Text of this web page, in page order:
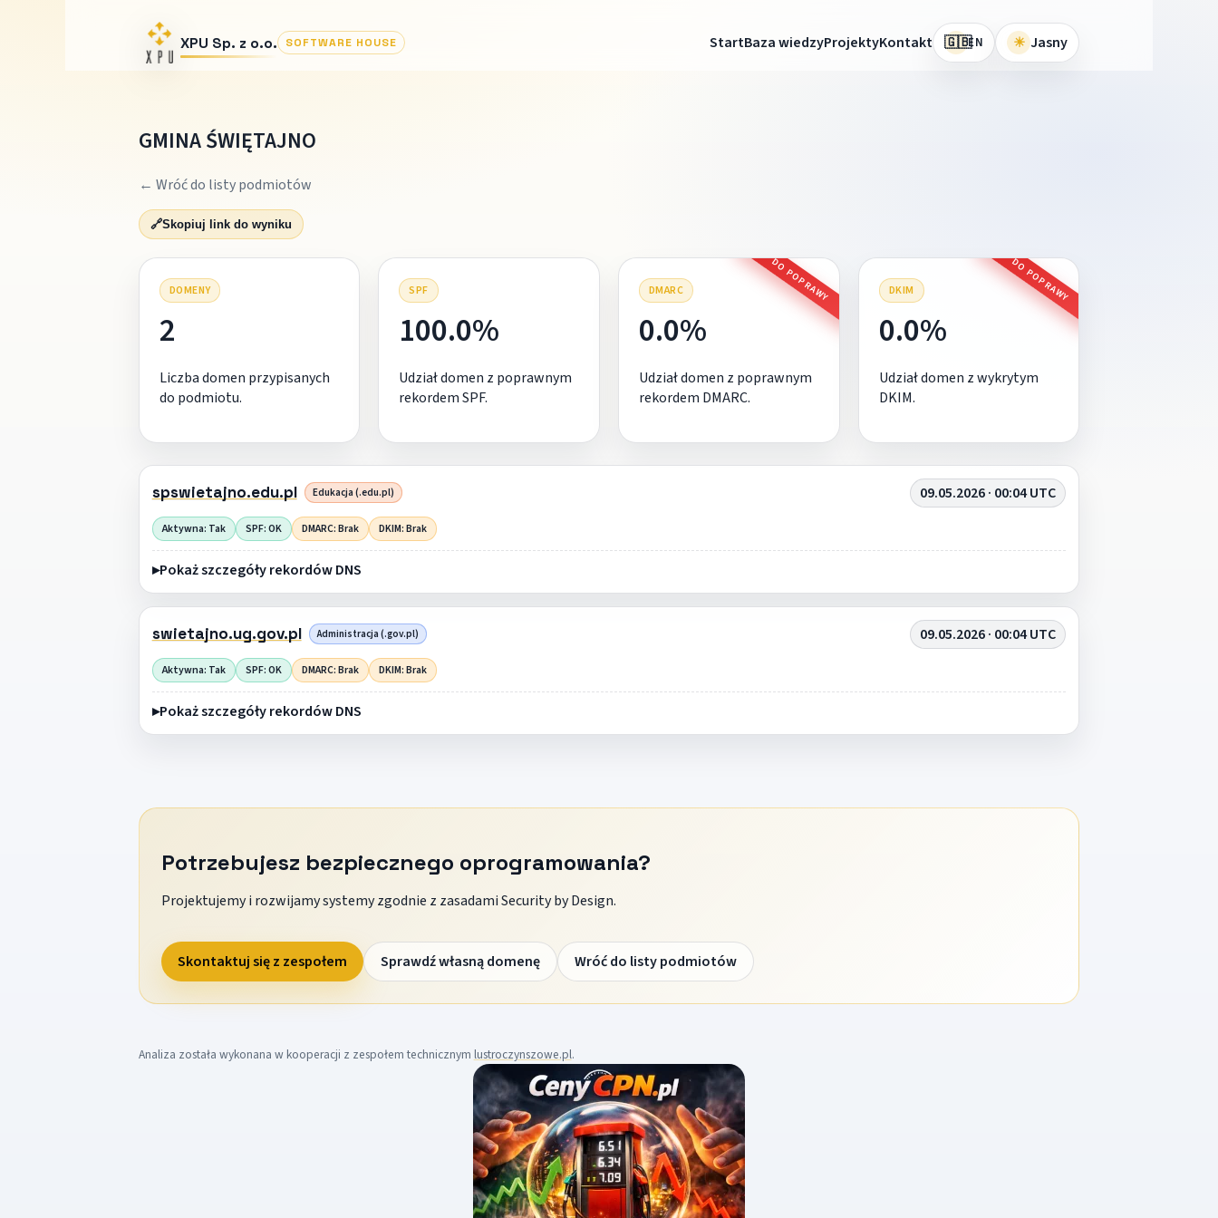
XPU Sp. z o.o. SOFTWARE HOUSE StartBaza wiedzyProjektyKontakt 🇬🇧EN ☀ Jasny
GMINA ŚWIĘTAJNO
← Wróć do listy podmiotów
🔗Skopiuj link do wyniku
DOMENY
2
Liczba domen przypisanych
do podmiotu.
SPF
100.0%
Udział domen z poprawnym
rekordem SPF.
DMARC DO POPRAWY
0.0%
Udział domen z poprawnym
rekordem DMARC.
DKIM DO POPRAWY
0.0%
Udział domen z wykrytym
DKIM.
spswietajno.edu.pl Edukacja (.edu.pl) 09.05.2026 · 00:04 UTC
Aktywna: Tak SPF: OK DMARC: Brak DKIM: Brak
Pokaż szczegóły rekordów DNS
swietajno.ug.gov.pl Administracja (.gov.pl) 09.05.2026 · 00:04 UTC
Aktywna: Tak SPF: OK DMARC: Brak DKIM: Brak
Pokaż szczegóły rekordów DNS
Potrzebujesz bezpiecznego oprogramowania?
Projektujemy i rozwijamy systemy zgodnie z zasadami Security by Design.
Skontaktuj się z zespołem Sprawdź własną domenę Wróć do listy podmiotów
Analiza została wykonana w kooperacji z zespołem technicznym lustroczynszowe.pl.